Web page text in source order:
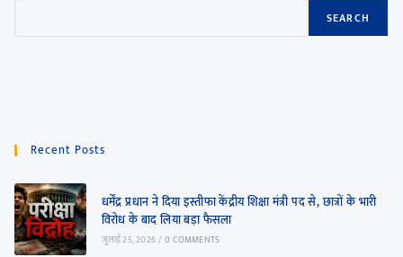
SEARCH
Recent Posts
धर्मेंद्र प्रधान ने दिया इस्तीफा केंद्रीय शिक्षा मंत्री पद से, छात्रों के भारी
विरोध के बाद लिया बड़ा फैसला
जुलाई 25, 2026/0 COMMENTS